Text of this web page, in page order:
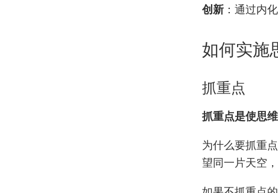
创新：通过内
如何实施
抓重点
抓重点是使思
为什么要抓重
望同一片天空